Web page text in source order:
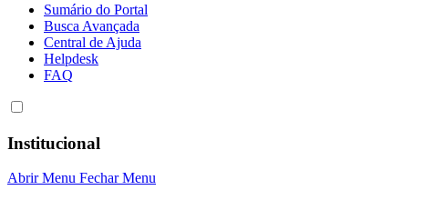
Sumário do Portal
Busca Avançada
Central de Ajuda
Helpdesk
FAQ
Institucional
Abrir Menu Fechar Menu